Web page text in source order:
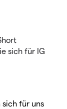
sich für IG
sich für uns